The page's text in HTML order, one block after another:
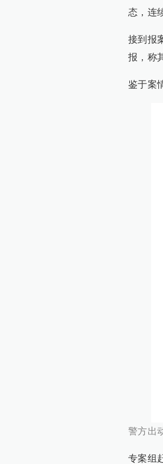
态，连
接到报
报，称
鉴于案
警方出
专案组